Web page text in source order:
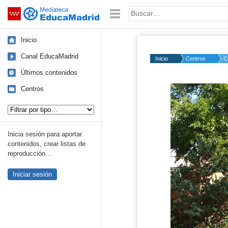
Saltar navegación Palabra o frase:
Inicio
Canal EducaMadrid
Últimos contenidos
Centros
Inicia sesión para aportar
contenidos, crear listas de
reproducción...
Iniciar sesión
Inicio Centros